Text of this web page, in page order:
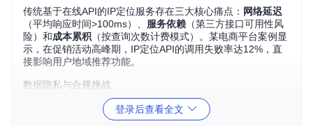
传统基于在线API的IP定位服务存在三大核心痛点： 网络延迟
（平均响应时间>100ms）、 服务依赖 （第三方接口可用性风
险）和成本累积 （按查询次数计费模式）。某电商平台案例显
示，在促销活动高峰期，IP定位API的调用失败率达12%，直
接影响用户地域推荐功能。
数据隐私与合规挑战
随着《网络安全法》等法规实施，用户IP地址作为敏感信息受
到严格保护。采用在线服务意味着数据需传输至第三方服务
登录后查看全文